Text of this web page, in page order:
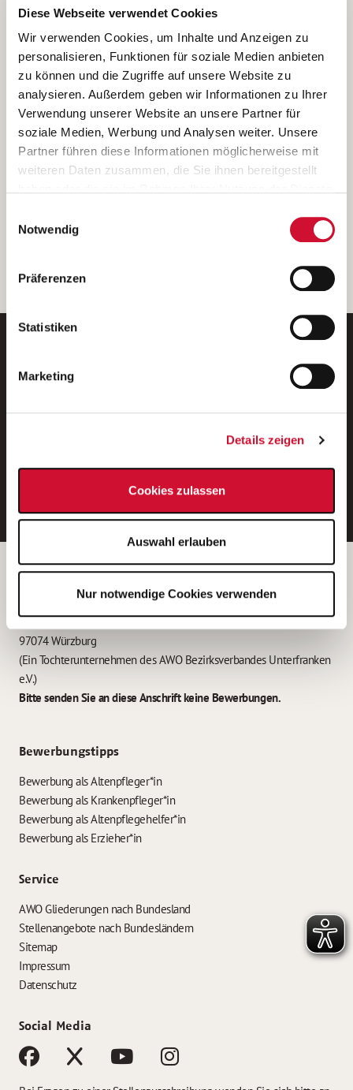
Diese Webseite verwendet Cookies
Wir verwenden Cookies, um Inhalte und Anzeigen zu
personalisieren, Funktionen für soziale Medien anbieten
zu können und die Zugriffe auf unsere Website zu
analysieren. Außerdem geben wir Informationen zu Ihrer
Verwendung unserer Website an unsere Partner für
soziale Medien, Werbung und Analysen weiter. Unsere
Partner führen diese Informationen möglicherweise mit
weiteren Daten zusammen, die Sie ihnen bereitgestellt
Wenn Sie auf „Cookies zulassen“ klicken, so stimmen
Sie der Speicherung sämtlicher Cookies zu. Sie können
Ihre Einwilligung selbstverständlich jederzeit widerrufen,
indem Sie die Cookie-Einstellungen aufrufen und diese
unserer
Notwendig
Präferenzen
Statistiken
Marketing
Details zeigen
Cookies zulassen
Auswahl erlauben
Nur notwendige Cookies verwenden
Ich bin damit einverstanden, dass meine personenbezogenen Daten
ausschließlich zum Zweck der Durchführung der Kontaktanfrage
verarbeitet, auf IT- Systemen der Garitz Bewirtschaftungsbetriebe
GmbH, Heinrich-von-Kleist-Straße 2, 97688 Bad Kissingen
(Betreiber) gespeichert und an die für das Stellenangebot
verantwortliche Stelle zur Kontaktaufnahme weitergegeben
werden.
Diese Einwilligungserklärung kann ich jederzeit gegenüber dem
Weitere Details können Sie der
entnehmen.
E-Mail-Adresse eintragen
Betreiber der Webseite
Garitz Bewirtschaftungsbetriebe GmbH
Kantstraße 45a
97074 Würzburg
(Ein Tochterunternehmen des AWO Bezirksverbandes Unterfranken
e.V.)
Bitte senden Sie an diese Anschrift keine Bewerbungen.
Bewerbungstipps
Bewerbung als Altenpfleger*in
Bewerbung als Krankenpfleger*in
Bewerbung als Altenpflegehelfer*in
Bewerbung als Erzieher*in
Service
AWO Gliederungen nach Bundesland
Stellenangebote nach Bundesländern
Sitemap
Impressum
Datenschutz
Social Media